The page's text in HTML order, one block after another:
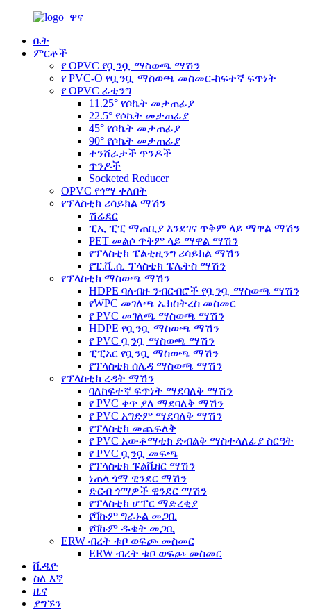
ቤት
ምርቶች
የ OPVC የቧንቧ ማስወጫ ማሽን
የ PVC-O የቧንቧ ማስወጫ መስመር-ከፍተኛ ፍጥነት
የ OPVC ፊቲንግ
11.25° የሶኬት መታጠፊያ
22.5° የሶኬት መታጠፊያ
45° የሶኬት መታጠፊያ
90° የሶኬት መታጠፊያ
ተንሸራታች ጥንዶች
ጥንዶች
Socketed Reducer
OPVC የጎማ ቀለበት
የፕላስቲክ ሪሳይክል ማሽን
ሽሬደር
ፒኢ ፒፒ ማጠቢያ እንደገና ጥቅም ላይ ማዋል ማሽን
PET መልሶ ጥቅም ላይ ማዋል ማሽን
የፕላስቲክ ፔልቲዚንግ ሪሳይክል ማሽን
የፒ.ቪ.ሲ ፕላስቲክ ፔሌትስ ማሽን
የፕላስቲክ ማስወጫ ማሽን
HDPE ባለብዙ ንብርብሮች የቧንቧ ማስወጫ ማሽን
የWPC መገለጫ ኤክስትረስ መስመር
የ PVC መገለጫ ማስወጫ ማሽን
HDPE የቧንቧ ማስወጫ ማሽን
የ PVC ቧንቧ ማስወጫ ማሽን
ፒፒአር የቧንቧ ማስወጫ ማሽን
የፕላስቲክ ሰሌዳ ማስወጫ ማሽን
የፕላስቲክ ረዳት ማሽን
ባለከፍተኛ ፍጥነት ማደባለቅ ማሽን
የ PVC ቀጥ ያለ ማደባለቅ ማሽን
የ PVC አግድም ማደባለቅ ማሽን
የፕላስቲክ መጨፍለቅ
የ PVC አውቶማቲክ ድብልቅ ማስተላለፊያ ስርዓት
የ PVC ቧንቧ መፍጫ
የፕላስቲክ ፑልቬዘር ማሽን
ነጠላ ጎማ ዊንደር ማሽን
ድርብ ጎማዎች ዊንደር ማሽን
የፕላስቲክ ሆፐር ማድረቂያ
የቫኩም ግራኑል መጋቢ
የቫኩም ዱቄት መጋቢ
ERW ብረት ቱቦ ወፍጮ መስመር
ERW ብረት ቱቦ ወፍጮ መስመር
ቪዲዮ
ስለ እኛ
ዜና
ያግኙን